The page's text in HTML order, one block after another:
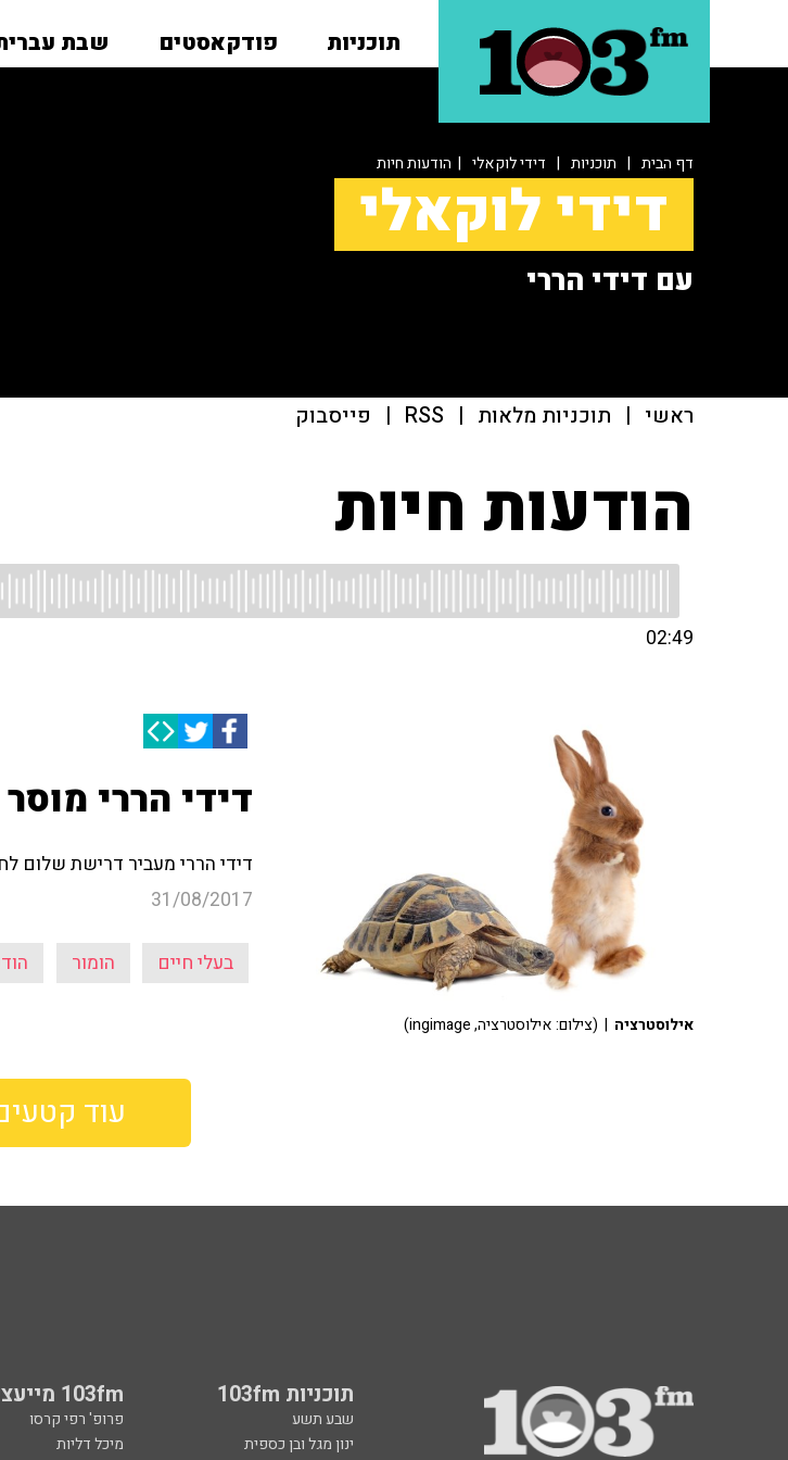
תוכניות פודקאסטים שבת
דף הבית | תוכניות | דידי לוקאלי | הודעות חיות
דידי לוקאלי
עם דידי הררי
ראשי | תוכניות מלאות |
RSS
| פייסבוק
הודעות חיות
02:49
דידי הררי
דידי הררי מעביר דרישת שלום
31/08/2017
בעלי חיים הומור
אילוסטרציה | (צילום: אילוסטרציה, ingimage)
עוד
תוכניות 103fm 103fm מייעצים
שבע תשע פרופ' רפי קרסו
ינון מגל ובן כספית
מיכל דליות